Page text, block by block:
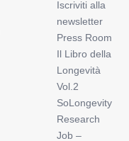
Iscriviti alla
newsletter
Press Room
Il Libro della
Longevità
Vol.2
SoLongevity
Research
Job –